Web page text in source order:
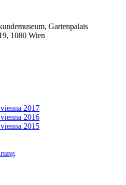
Gartenpalais
1080 Wien
2017
2016
2015